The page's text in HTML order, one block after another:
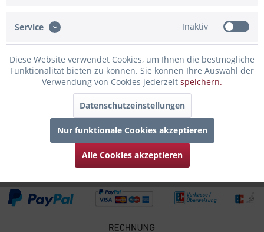
Bewertungen lesen, schreiben und diskutieren...mehr
Infos zum Hersteller
Folgende Infos zum Hersteller sind verfübar......
6
Service Inaktiv
Diese Website verwendet Cookies, um Ihnen die bestmögliche
Funktionalität bieten zu können. Sie können Ihre Auswahl der
Verwendung von Cookies jederzeit speichern.
Datenschutzeinstellungen
Nur funktionale Cookies akzeptieren
Alle Cookies akzeptieren